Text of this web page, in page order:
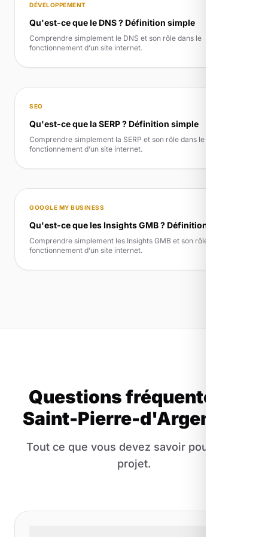
DÉVELOPPEMENT
Qu'est-ce que le DNS ? Définition simple
Comprendre simplement le DNS et son rôle dans le
fonctionnement d’un site internet.
SEO
Qu'est-ce que la SERP ? Définition simple
Comprendre simplement la SERP et son rôle dans le
fonctionnement d’un site internet.
GOOGLE MY BUSINESS
Qu'est-ce que les Insights GMB ? Définition simple
Comprendre simplement les Insights GMB et son rôle dans le
fonctionnement d’un site internet.
Questions fréquentes à
Saint-Pierre-d'Argençon
Tout ce que vous devez savoir pour votre
projet.